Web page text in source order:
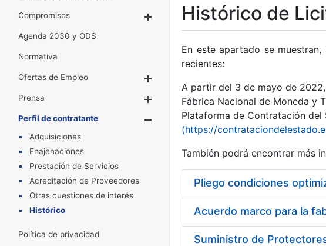
Compromisos
Mostrar/Ocultar
Agenda 2030 y ODS
Normativa
Ofertas de Empleo
Prensa
Mostrar/Ocultar
Perfil de contratante
Mostrar/Ocultar
Adquisiciones
Enajenaciones
Prestación de Servicios
Acreditación de Proveedores
Otras cuestiones de interés
Histórico
Política de privacidad
Histórico de
En este apartado se
recientes:
A partir del 3 de mayo de
Fábrica Nacional de Moneda y
Plataforma de Contratación
(https://
También podrá encontrar más
Pliego condiciones
Acuerdo marco para la